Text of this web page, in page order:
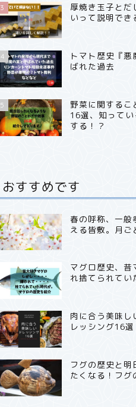
3
厚焼き玉子とだ
いって説明でき
4
トマト歴史『悪
ばれた過去
5
野菜に関するこ
16選、知ってい
する！？
おすすめです
春の呼称、一般
える皆敷。月ご
マグロ歴史、昔
れ捨てられてい
肉に合う美味し
レッシング16選
フグの歴史と明
たくなる！フグ